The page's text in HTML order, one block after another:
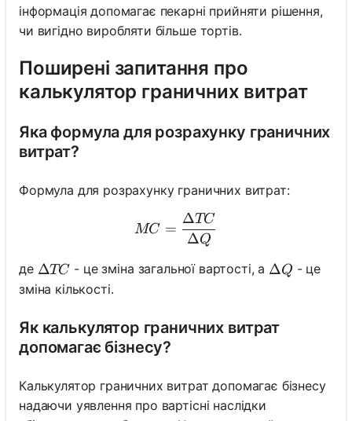
інформація допомагає пекарні прийняти рішення,
чи вигідно виробляти більше тортів.
Поширені запитання про
калькулятор граничних витрат
Яка формула для розрахунку граничних
витрат?
Формула для розрахунку граничних витрат:
MC = \frac{\Delta
MC =
ΔQ
ΔTC
де \Delta TC
ΔTC - це зміна загальної вартості, а \Delta Q
ΔQ - це
зміна кількості.
Як калькулятор граничних витрат
допомагає бізнесу?
Калькулятор граничних витрат допомагає бізнесу
надаючи уявлення про вартісні наслідки